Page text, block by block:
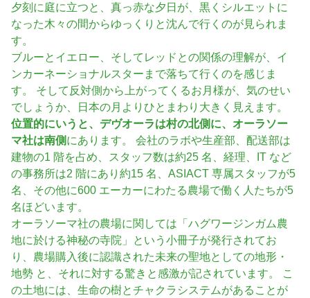
夕刻に庭に立つと、真っ赤な夕日が、黒くシルエットに
なった木々の間からゆっくりと沈んで行くのが見られま
す。
ブルーとイエロー、そしてレッドとの関係の理解が、イ
ンカーネーショナルスターまで落ちて行くのを感じま
す。 そして反対側から上がってくるお月様が、気のせい
でしょうか、日本の月よりひとまわり大きく見えます。
位置的にいうと、デヴオーラは村の北側に、オーラソー
マ社は南側にあります。 会社のラボや生産部、配送部は
建物の1 階を占め、スタッフ数は約25 名、経理、IT など
の事務所は2 階にあり約15 名、ASIACT 専属スタッフが5
名、その他に600 エーカーにわたる農場で働く人たちが5
名ほどいます。
オーラソーマ社の農場に関しては「ハグワージンガム農
地に於ける神秘の寺院」という小冊子が発行されてお
り、農場購入後に認識された未来の聖地としての地形・
地勢 と、それに対する驚きと感激が記されています。 こ
の土地には、生命の樹とチャクラシステムがあることが